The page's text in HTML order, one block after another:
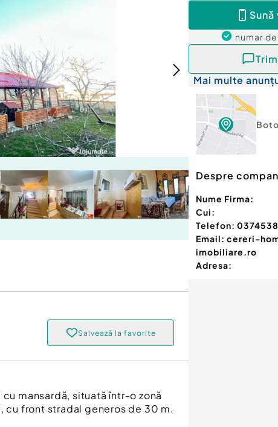
Salvează la favorite
mansardă, situată într-o zonă
cu front stradal generos de 30 m.
numar
Mai multe
Despre
Nume Firma:
Cui:
Telefon:
Email: cereri-
imobiliare.ro
Adresa: